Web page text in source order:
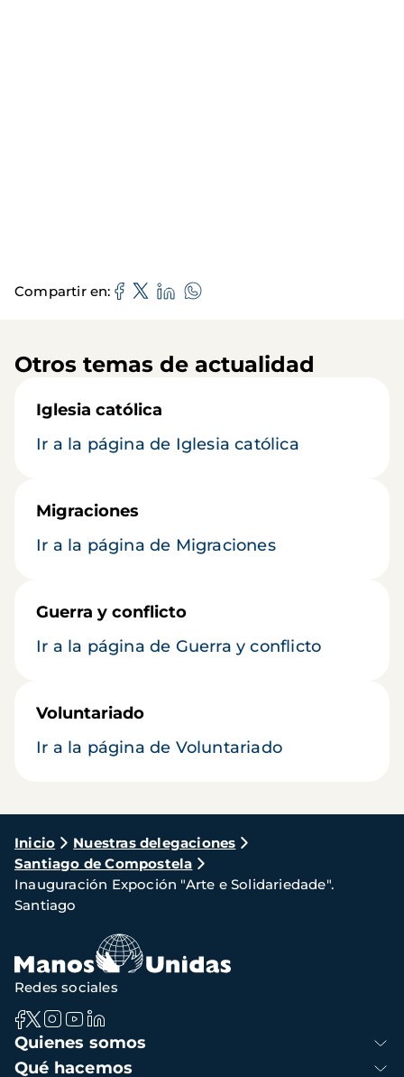
Compartir en
Otros temas de actualidad
Iglesia católica
Ir a la página de Iglesia católica
Migraciones
Ir a la página de Migraciones
Guerra y conflicto
Ir a la página de Guerra y conflicto
Voluntariado
Ir a la página de Voluntariado
Ruta
de
navegación
Inicio
Nuestras delegaciones
Santiago de Compostela
Inauguración Expoción "Arte e Solidariedade".
Santiago
Navegación
principal
Quienes somos
Qué hacemos
Redes sociales